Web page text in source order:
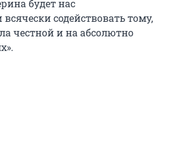
будет нас
содействовать тому,
честной и на абсолютно